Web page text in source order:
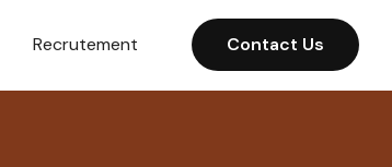
Recrutement Contact Us